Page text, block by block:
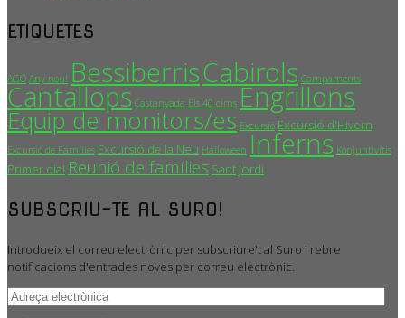
ETIQUETES
AGO Any nou! BessiberrisCabirols Campaments
Cantallops Castanyada Els 40 cims Engrillons
Equip de monitors/es Excursió Excursió d'Hivern
Excursió de Famílies Excursió de la Neu Halloween Inferns Konjuntivitis
Primer dia! Reunió de famílies Sant Jordi
SUBSCRIU-TE AL SURO!
Introdueix el correu electrònic per subscriure't al Suro i rebre
notificacions d'entrades noves per correu electrònic.
Adreça